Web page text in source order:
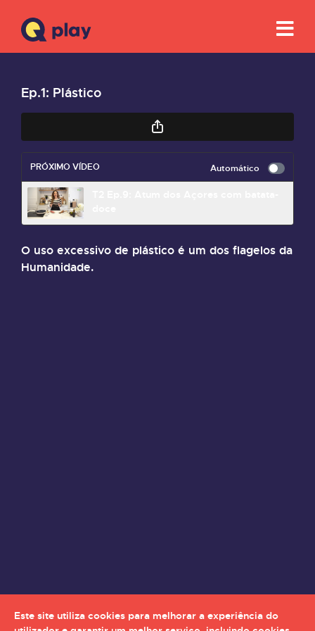
Ep.1: Plástico
PRÓXIMO VÍDEO Automático
O uso excessivo de plástico é um dos flagelos da
Humanidade.
Este site utiliza cookies para melhorar a experiência do